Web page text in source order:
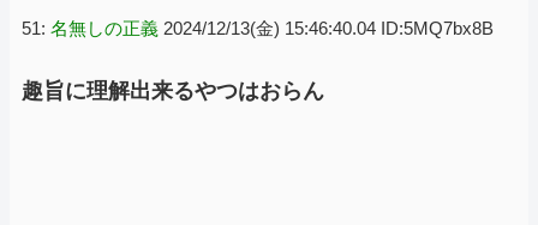
51: 名無しの正義 2024/12/13(金) 15:46:40.04 ID:5MQ7bx8B
趣旨に理解出来るやつはおらん